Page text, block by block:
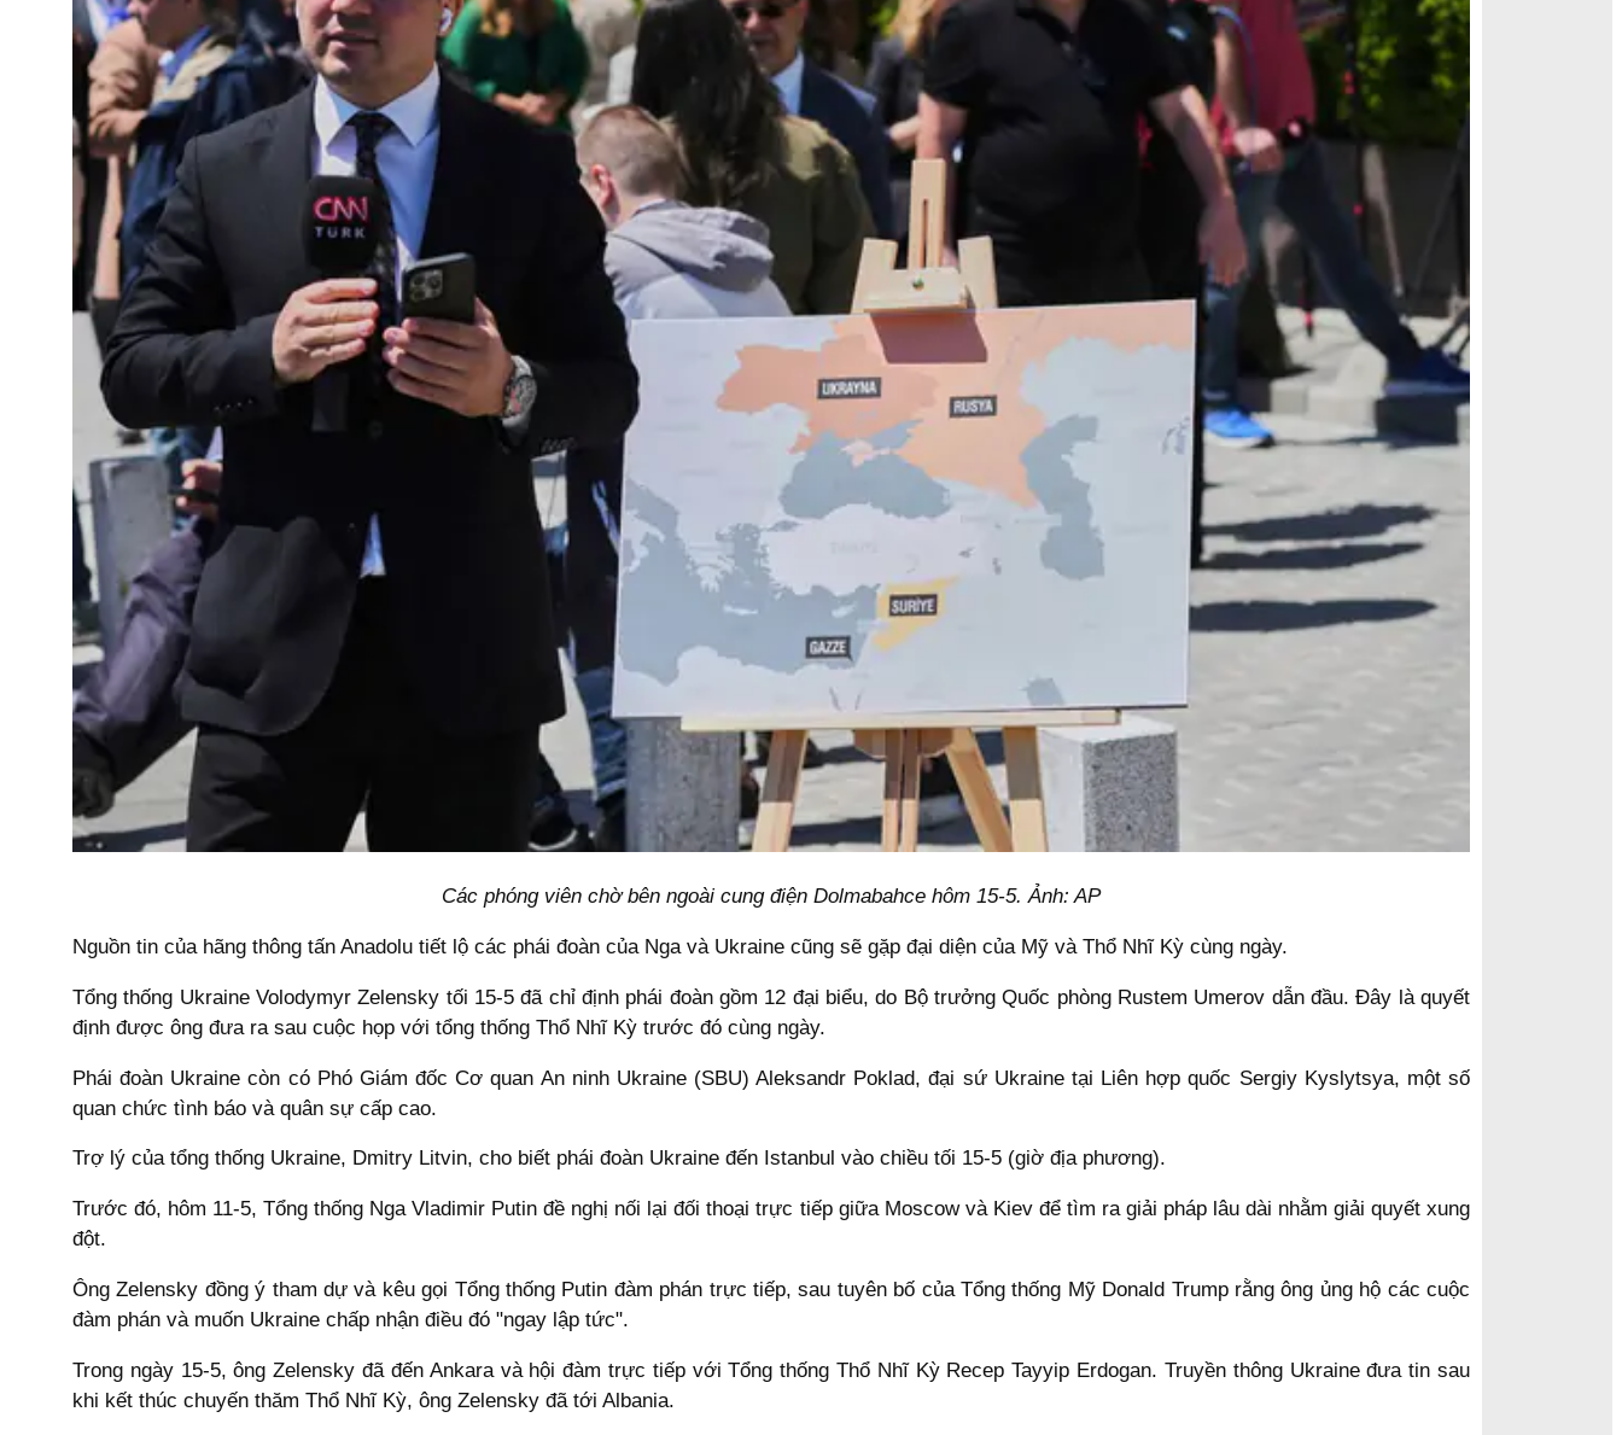
Các phóng viên chờ bên ngoài cung điện Dolmabahce hôm 15-5. Ảnh: AP
Nguồn tin của hãng thông tấn Anadolu tiết lộ các phái đoàn của Nga và Ukraine cũng sẽ gặp đại diện của Mỹ và Thổ Nhĩ Kỳ cùng ngày.
Tổng thống Ukraine Volodymyr Zelensky tối 15-5 đã chỉ định phái đoàn gồm 12 đại biểu, do Bộ trưởng Quốc phòng Rustem Umerov dẫn đầu. Đây là quyết
định được ông đưa ra sau cuộc họp với tổng thống Thổ Nhĩ Kỳ trước đó cùng ngày.
Phái đoàn Ukraine còn có Phó Giám đốc Cơ quan An ninh Ukraine (SBU) Aleksandr Poklad, đại sứ Ukraine tại Liên hợp quốc Sergiy Kyslytsya, một số
quan chức tình báo và quân sự cấp cao.
Trợ lý của tổng thống Ukraine, Dmitry Litvin, cho biết phái đoàn Ukraine đến Istanbul vào chiều tối 15-5 (giờ địa phương).
Trước đó, hôm 11-5, Tổng thống Nga Vladimir Putin đề nghị nối lại đối thoại trực tiếp giữa Moscow và Kiev để tìm ra giải pháp lâu dài nhằm giải quyết xung
đột.
Ông Zelensky đồng ý tham dự và kêu gọi Tổng thống Putin đàm phán trực tiếp, sau tuyên bố của Tổng thống Mỹ Donald Trump rằng ông ủng hộ các cuộc
đàm phán và muốn Ukraine chấp nhận điều đó "ngay lập tức".
Trong ngày 15-5, ông Zelensky đã đến Ankara và hội đàm trực tiếp với Tổng thống Thổ Nhĩ Kỳ Recep Tayyip Erdogan. Truyền thông Ukraine đưa tin sau
khi kết thúc chuyến thăm Thổ Nhĩ Kỳ, ông Zelensky đã tới Albania.